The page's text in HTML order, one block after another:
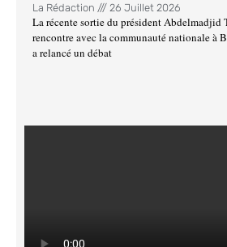
La Rédaction 26 Juillet 2026
La récente sortie du président Abdelmadjid
rencontre avec la communauté nationale à
a relancé un débat